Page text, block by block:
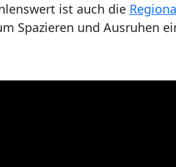
ist auch die
Spazieren und Ausruhen